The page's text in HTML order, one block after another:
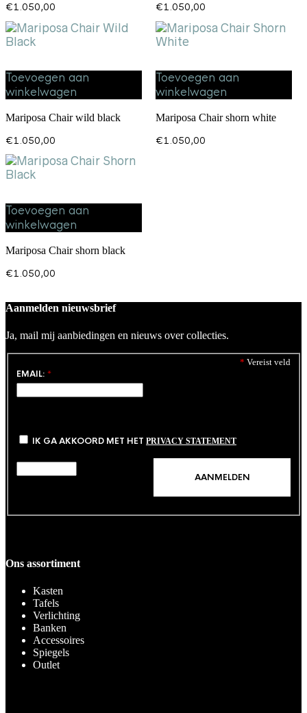
€1.050,00
€1.050,00
Toevoegen aan
winkelwagen
Mariposa Chair wild black
€1.050,00
Toevoegen aan
winkelwagen
Mariposa Chair shorn white
€1.050,00
Toevoegen aan
winkelwagen
Mariposa Chair shorn black
€1.050,00
Aanmelden nieuwsbrief
Ja, mail mij aanbiedingen en nieuws over collecties.
* Vereist veld
EMAIL: *
IK GA AKKOORD MET HET PRIVACY STATEMENT
Ons assortiment
Kasten
Tafels
Verlichting
Banken
Accessoires
Spiegels
Outlet